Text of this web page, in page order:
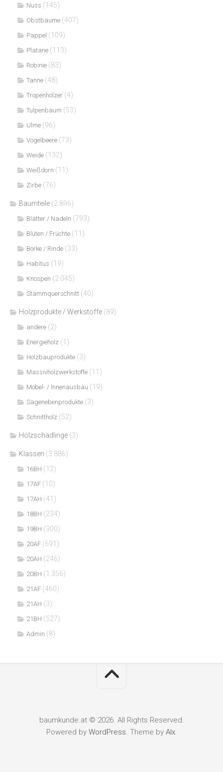
Nuss (145)
Obstbäume (407)
Pappel (109)
Platane (113)
Robinie (83)
Tanne (48)
Tropenhölzer (4)
Tulpenbaum (53)
Ulme (96)
Vogelbeere (73)
Weide (132)
Weißdorn (11)
Zirbe (76)
Baumteile (2.896)
Blätter / Nadeln (793)
Blüten / Früchte (11)
Borke / Rinde (33)
Habitus (19)
Knospen (2.045)
Stammquerschnitt (40)
Holzprodukte / Werkstoffe (89)
andere (2)
Energieholz (1)
Holzbauprodukte (3)
Massivholzwerkstoffe (11)
Möbel- / Innenausbau (19)
Sägenebenprodukte (3)
Schnittholz (52)
Holzschädlinge (3)
Klassen (3.886)
16BH (12)
17AF (10)
17AH (41)
18BH (234)
19BH (300)
20AF (691)
20AH (246)
20BH (1.356)
21AF (460)
21AH (3)
21BH (527)
Admin (8)
baumkunde.at © 2026. All Rights Reserved.
Powered by WordPress. Theme by Alx.